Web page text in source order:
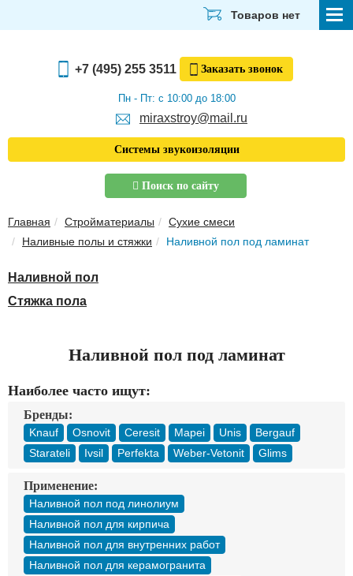
ОТДЕЛОЧНЫЕ МАТЕРИАЛЫ
ЭЛЕКТРИКА И ОСВЕЩЕНИЕ
ЗВУКОИЗОЛЯЦИЯ
Главная
Контакты
Войти в магазин Регистрация
Товаров нет
+7 (495) 255 3511 Заказать звонок
Пн - Пт: с 10:00 до 18:00
miraxstroy@mail.ru
Системы звукоизоляции
Поиск по сайту
Главная Стройматериалы
Сухие смеси
Наливные полы и стяжки
Наливной пол под ламинат
Наливной пол
Стяжка пола
Наливной пол под ламинат
Наиболее часто ищут:
Бренды:
Knauf Osnovit Ceresit Mapei Unis
Bergauf
Starateli
Ivsil Perfekta Weber-Vetonit Glims
Применение:
Наливной пол под линолиум
Наливной пол для кирпича
Наливной пол для внутренних работ
Наливной пол для керамогранита